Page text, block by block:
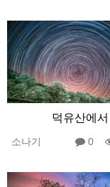
덕유산에서
소나기 0